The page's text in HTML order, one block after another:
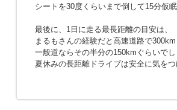
シートを30度くらいまで倒して15分仮
最後に、1日に走る最長距離の目安は、
まるもさんの経験だと高速道路で300km
一般道ならその半分の150kmぐらいでし
夏休みの長距離ドライブは安全に気を